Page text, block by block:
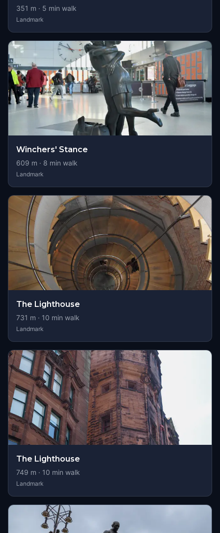
351 m · 5 min walk
Landmark
Winchers' Stance
609 m · 8 min walk
Landmark
The Lighthouse
731 m · 10 min walk
Landmark
The Lighthouse
749 m · 10 min walk
Landmark